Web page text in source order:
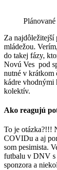
Za najdôležitejší
mládežou.
do takej fázy,
Novú Ves pod
nutné v krátkom
kádre vhodnými
kolektív.
Ako reagujú
To je otázka?!!!
COVIDu a aj
som pesimista.
futbalu v DNV s
sponzora a